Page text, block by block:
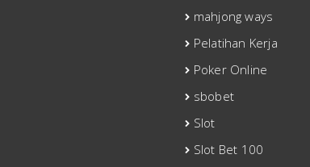
mahjong ways
Pelatihan Kerja
Poker Online
sbobet
Slot
Slot Bet 100